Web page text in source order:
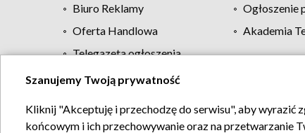
Biuro Reklamy
Ogłoszenie
Oferta Handlowa
Akademia
Telegazeta ogłoszenia
Regulamin TVP
Szanujemy Twoją prywatność
Kliknij "Akceptuję i przechodzę do serwisu", aby wyrazić
końcowym i ich przechowywanie oraz na przetwarzanie